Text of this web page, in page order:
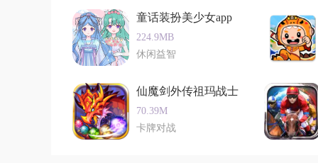
1.
塔防建设：玩家需要在地图上合理布置炮台和
升防御能力。
角色养成：玩家可以通过收集和升级五灵机甲
技能增强角色的能力。
3.
童话装扮美少女app
224.9MB
休闲益智
仙魔剑外传祖玛战士
70.39M
卡牌对战